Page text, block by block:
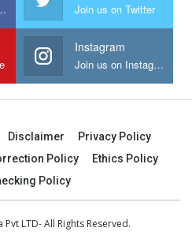
Join us on Twitter
Instagram
Join us on Instagram
Disclaimer
Privacy Policy
Policy
Ethics Policy
Policy
LTD- All Rights Reserved.